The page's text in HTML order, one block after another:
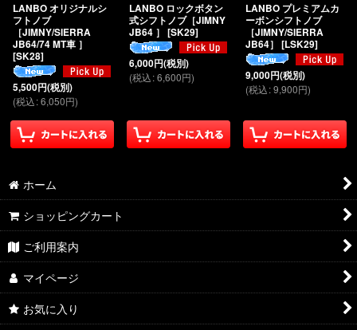
LANBO オリジナルシ
フトノブ
［JIMNY/SIERRA
JB64/74 MT車 ］
[SK28]
5,500円(税別)
(税込:6,050円)
LANBO ロックボタン
式シフトノブ［JIMNY
JB64 ］ [SK29]
6,000円(税別)
(税込:6,600円)
LANBO プレミアムカ
ーボンシフトノブ
［JIMNY/SIERRA
JB64］ [LSK29]
9,000円(税別)
(税込:9,900円)
ホーム
ショッピングカート
ご利用案内
マイページ
お気に入り